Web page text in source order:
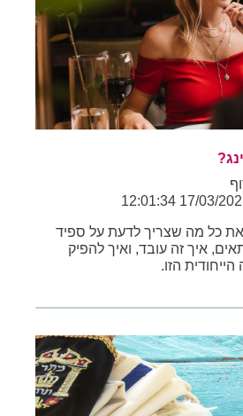
כל מה שצריך לדעת על ספיד
איך זה עובד, ואיך להפיק
הזו.